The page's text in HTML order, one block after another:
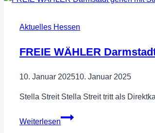
Wahlstudio
Aktuelles Hessen
FREIE WÄHLER
10. Januar 202510. Januar 2025
Stella Streit Stella Streit tritt als
Weiterlesen
FREIE